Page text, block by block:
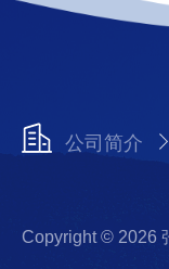
公司简介
Copyright © 2026